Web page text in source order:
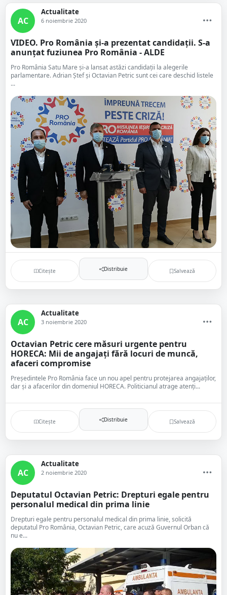
AC
Actualitate
6 noiembrie 2020
VIDEO. Pro România și-a prezentat candidații. S-a
anunțat fuziunea Pro România - ALDE
Pro România Satu Mare și-a lansat astăzi candidații la alegerile
parlamentare. Adrian Ștef și Octavian Petric sunt cei care deschid listele
...
Citește Distribuie Salvează
AC
Actualitate
3 noiembrie 2020
Octavian Petric cere măsuri urgente pentru
HORECA: Mii de angajați fără locuri de muncă,
afaceri compromise
Președintele Pro România face un nou apel pentru protejarea angajaților,
dar și a afacerilor din domeniul HORECA. Politicianul atrage atenți...
Citește Distribuie Salvează
AC
Actualitate
2 noiembrie 2020
Deputatul Octavian Petric: Drepturi egale pentru
personalul medical din prima linie
Drepturi egale pentru personalul medical din prima linie, solicită
deputatul Pro România, Octavian Petric, care acuză Guvernul Orban că
nu e...